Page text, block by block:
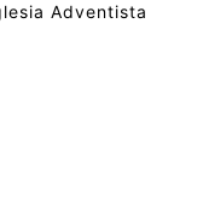
Adventista